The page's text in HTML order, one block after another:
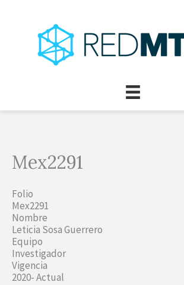
contenido
Mex2291
Folio
Mex2291
Nombre
Leticia Sosa Guerrero
Equipo
Investigador
Vigencia
2020- Actual